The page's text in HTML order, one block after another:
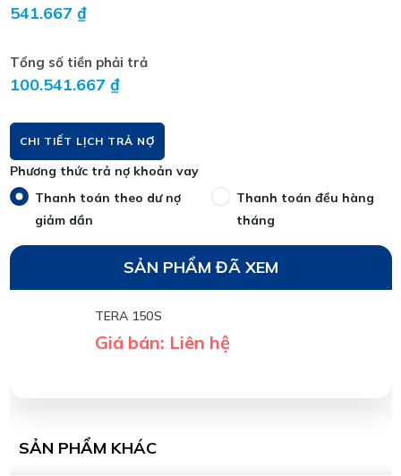
541.667 ₫
Tổng số tiền phải trả
100.541.667 ₫
CHI TIẾT LỊCH TRẢ NỢ
Phương thức trả nợ khoản vay
Thanh toán theo dư nợ
giảm dần
Thanh toán đều hàng
tháng
SẢN PHẨM ĐÃ XEM
TERA 150S
Giá bán: Liên hệ
SẢN PHẨM KHÁC